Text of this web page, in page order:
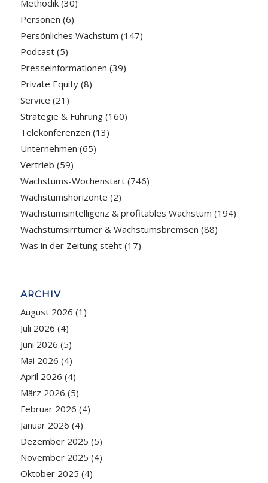
Methodik(30)
Personen (6)
Persönliches Wachstum (147)
Podcast(5)
Presseinformationen (39)
Private Equity(8)
Service (21)
Strategie & Führung(160)
Telekonferenzen (13)
Unternehmen (65)
Vertrieb (59)
Wachstums-Wochenstart(746)
Wachstumshorizonte (2)
Wachstumsintelligenz & profitables Wachstum (194)
Wachstumsirrtümer & Wachstumsbremsen (88)
Was in der Zeitung steht(17)
ARCHIV
August 2026 (1)
Juli 2026 (4)
Juni 2026 (5)
Mai 2026 (4)
April 2026 (4)
März 2026 (5)
Februar 2026 (4)
Januar 2026 (4)
Dezember 2025 (5)
November 2025 (4)
Oktober 2025 (4)